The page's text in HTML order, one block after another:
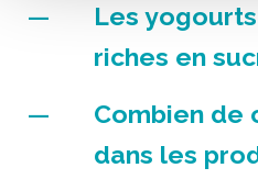
Les
riches en
Combien de
dans les